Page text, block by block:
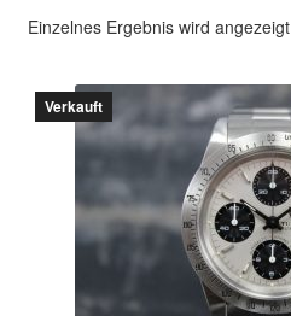
Archiv
Über mich
Kontakt
Einzelnes Ergebnis wird angezeigt
Verkauft